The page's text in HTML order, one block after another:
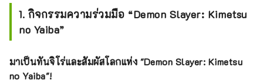
1. กิจกรรมความร่วมมือ “Demon Slayer: Kimetsu
no Yaiba”
มาเป็นทันจิโร่และสัมผัสโลกแห่ง "Demon Slayer: Kimetsu
no Yaiba"!